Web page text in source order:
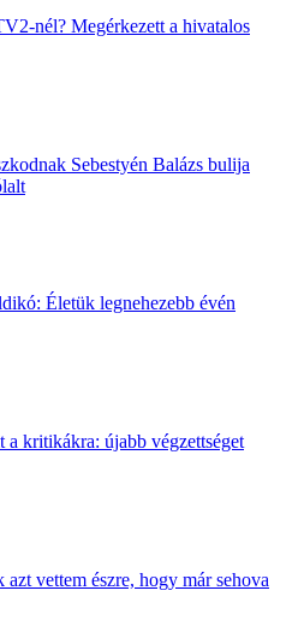
nél? Megérkezett a hivatalos
Sebestyén Balázs bulija
Életük legnehezebb évén
a kritikákra: újabb végzettséget
vettem észre, hogy már sehova